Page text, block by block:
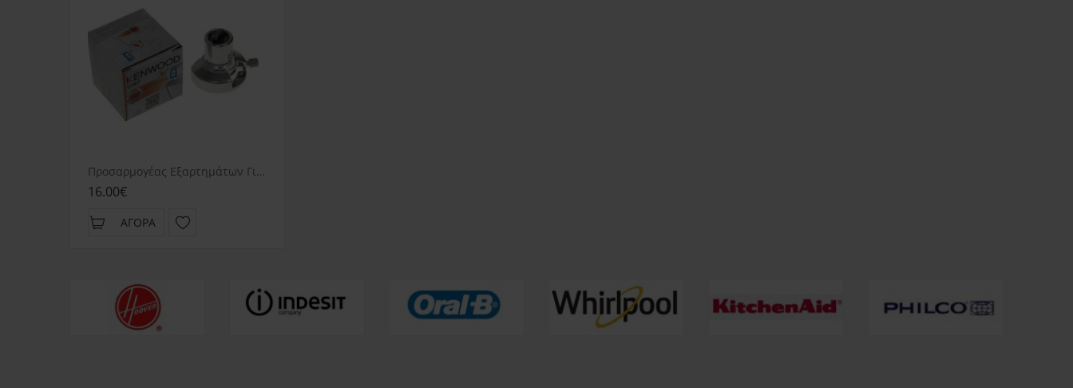
Προσαρμογέας Εξαρτημάτων Για Μίξερ Kenwood KAT001ME
16.00€
ΑΓΟΡΆ